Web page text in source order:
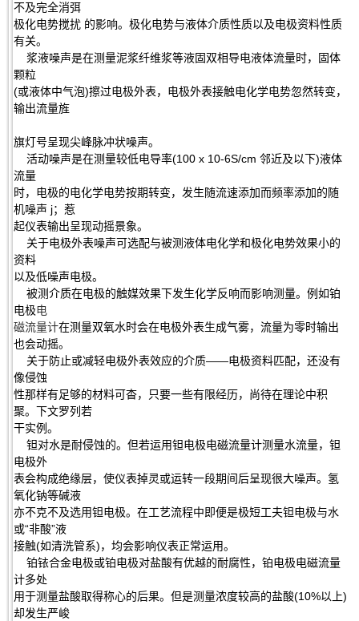
不及完全消弭
极化电势搅扰 的影响。极化电势与液体介质性质以及电极资料性质
有关。
浆液噪声是在测量泥浆纤维浆等液固双相导电液体流量时，固体
颗粒
(或液体中气泡)擦过电极外表，电极外表接触电化学电势忽然转变，
输出流量旌
旗灯号呈现尖峰脉冲状噪声。
活动噪声是在测量较低电导率(100 x 10-6S/cm 邻近及以下)液体
流量
时，电极的电化学电势按期转变，发生随流速添加而频率添加的随
机噪声 j；惹
起仪表输出呈现动摇景象。
关于电极外表噪声可选配与被测液体电化学和极化电势效果小的
资料
以及低噪声电极。
被测介质在电极的触媒效果下发生化学反响而影响测量。例如铂
电极电
磁流量计在测量双氧水时会在电极外表生成气雾，流量为零时输出
也会动摇。
关于防止或减轻电极外表效应的介质——电极资料匹配，还没有
像侵蚀
性那样有足够的材料可杳，只要一些有限经历，尚待在理论中积
聚。下文罗列若
干实例。
钽对水是耐侵蚀的。但若运用钽电极电磁流量计测量水流量，钽
电极外
表会构成绝缘层，使仪表掉灵或运转一段期间后呈现很大噪声。氢
氧化钠等碱液
亦不克不及选用钽电极。在工艺流程中即便是极短工夫钽电极与水
或“非酸”液
接触(如清洗管系)，均会影响仪表正常运用。
铂铱合金电极或铂电极对盐酸有优越的耐腐性，铂电极电磁流量
计多处
用于测量盐酸取得称心的后果。但是测量浓度较高的盐酸(10%以上)
却发生严峻